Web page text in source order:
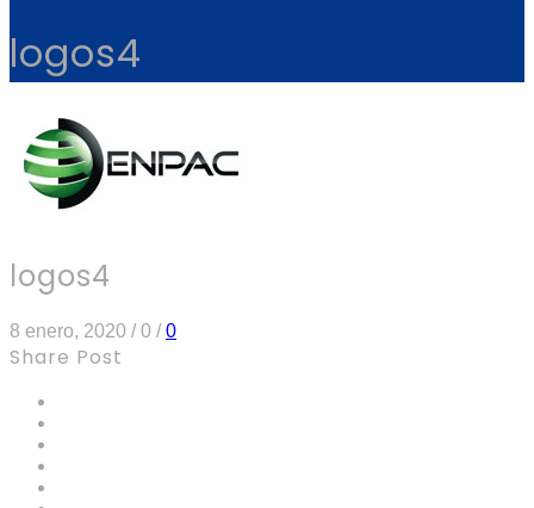
logos4
logos4
8 enero, 2020 / 0 / 0
Share Post